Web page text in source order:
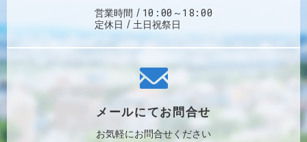
営業時間 10:00～18:00
定休日 土日祝祭日
メールにてお問合せ
お気軽にお問合せください